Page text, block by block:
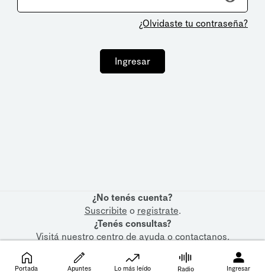
¿Olvidaste tu contraseña?
Ingresar
¿No tenés cuenta?
Suscribite o registrate.
¿Tenés consultas?
Visitá nuestrocentro de ayudaocontactanos.
Portada Apuntes Lo más leído Radio Ingresar